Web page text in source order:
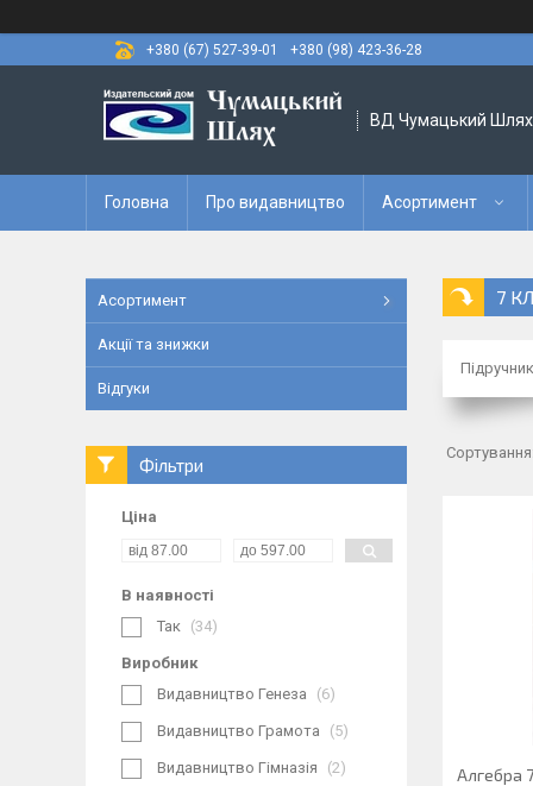
+380 (67) 527-39-01
+380 (98) 423-36-28
ВД Чумацький Шлях
Головна Про видавництво Асортимент
7
Алгебра
Асортимент
Акції та знижки
Відгуки
Фільтри
Ціна
В наявності
Так
34
Виробник
Видавництво Генеза
6
Видавництво Грамота 5
Видавництво Гімназія 2